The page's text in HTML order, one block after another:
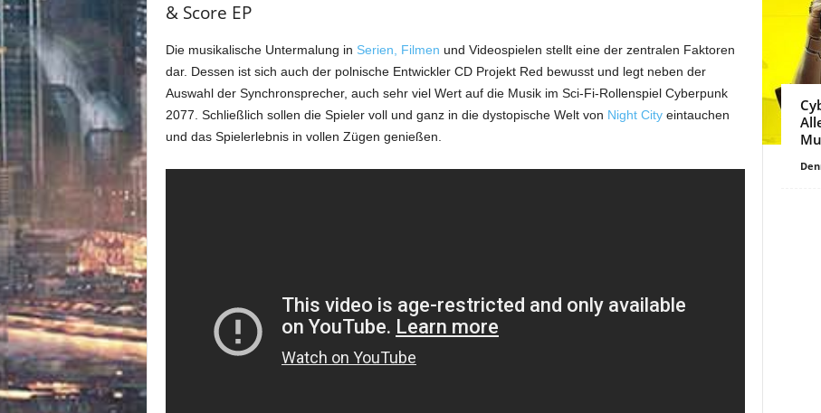
& Score EP
Die musikalische Untermalung in Serien, Filmen und Videospielen stellt eine der zentralen Faktoren
dar. Dessen ist sich auch der polnische Entwickler CD Projekt Red bewusst und legt neben der
Auswahl der Synchronsprecher, auch sehr viel Wert auf die Musik im Sci-Fi-Rollenspiel Cyberpunk
2077. Schließlich sollen die Spieler voll und ganz in die dystopische Welt von Night Cityeintauchen
und das Spielerlebnis in vollen Zügen genießen.